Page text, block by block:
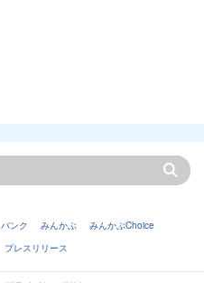
バンク みんかぶ
みんかぶChoice
プレスリリース